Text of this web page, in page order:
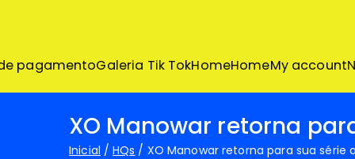
conteúdo
pagamentoGaleria Tik TokHomeHomeMy account
XO Manowar retorna
Inicial HQs XO Manowar retorna para sua